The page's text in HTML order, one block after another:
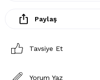
Paylaş
Tavsiye Et
Yorum Yaz